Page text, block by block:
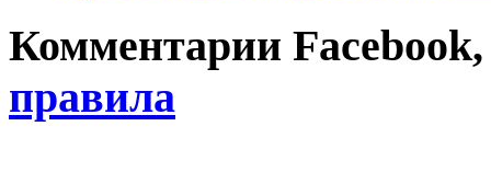
Комментарии
правила